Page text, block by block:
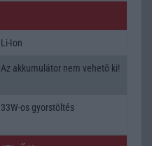
Li-Ion
Az akkumulátor nem vehetõ ki!
33W-os gyorstöltés